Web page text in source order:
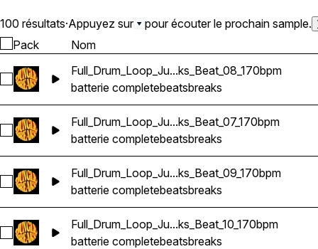
100 résultats·Appuyez sur pour écouter le prochain sample.
Pack Nom
Sélectionnez
Full_Drum_Loop_Ju...ks_Beat_08_170bpm
batterie completebeatsbreaks
Sélectionnez
Full_Drum_Loop_Ju...ks_Beat_07_170bpm
batterie completebeatsbreaks
Sélectionnez
Full_Drum_Loop_Ju...ks_Beat_09_170bpm
batterie completebeatsbreaks
Sélectionnez
Full_Drum_Loop_Ju...ks_Beat_10_170bpm
batterie completebeatsbreaks